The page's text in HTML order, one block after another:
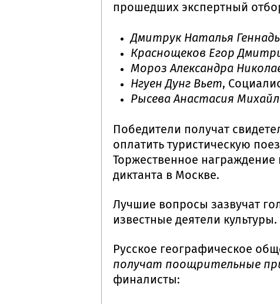
прошедших экспертный
Дмитрук Наталья
Краснощеков Егор
Мороз Александра
Нгуен Дунг Вьет,
Рысева Анастасия
Победители получат
оплатить туристическую
Торжественное награждение
диктанта в Москве.
Лучшие вопросы зазвучат
известные деятели культуры.
Русское географическое
получат поощрительные
финалисты: